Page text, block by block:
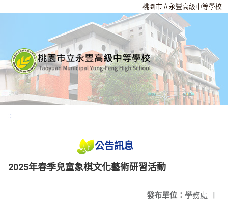
桃園市立永豐高級中等學校
:::
公告訊息
2025年春季兒童象棋文化藝術研習活動
發布單位： 學務處 |